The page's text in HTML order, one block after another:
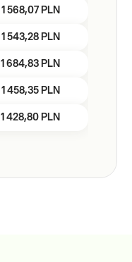
1 568,07 PLN
1 543,28 PLN
1 684,83 PLN
1 458,35 PLN
1 428,80 PLN